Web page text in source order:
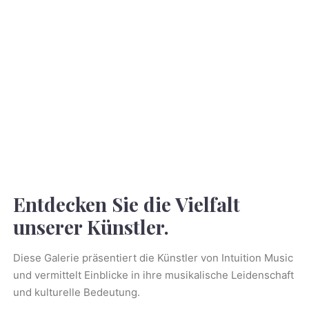
Entdecken Sie die Vielfalt
unserer Künstler.
Diese Galerie präsentiert die Künstler von Intuition Music
und vermittelt Einblicke in ihre musikalische Leidenschaft
und kulturelle Bedeutung.